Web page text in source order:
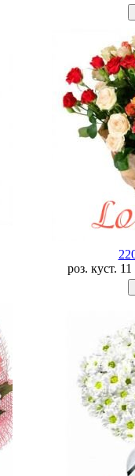
роз. куст.